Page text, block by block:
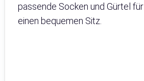
passende Socken und Gürtel für
einen bequemen Sitz.